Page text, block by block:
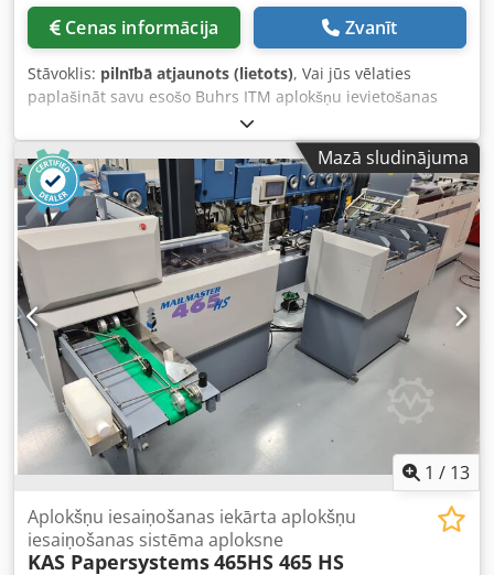
Cenas informācija Zvanīt
Stāvoklis: pilnībā atjaunots (lietots), Vai jūs vēlaties
paplašināt savu esošo Buhrs ITM aplokšņu ievietošanas
sistēmu? Tas ir iespējams – mums ir pieejami visi moduļi!
Mēs piedāvājam visdažādākos oriģinālos moduļus, kurus
var uzstādīt sākumā, meistara bāzes sadaļā vai beigās jūsu
Buhrs ITM (W+D) aplokšņu ievietošanas sistēmā. To skaitā:
Cedpjt Akt Dsfx Ac Ijrf - Mueller Apparatebau atsevišķu
lapu kanāli ievilkšanai/lasīšanai/savākšanai/lokšanai A4
dokumentiem (transakcionālais kanāls) - Mueller
Apparatebau griešanas mašīnas nepārtrauktas papīra
apstrādei, pārveidojot uz atsevišķām lapām
ievilkšanai/lasīšanai/savākšanai/lokšanai A4 dokumentiem
(transakcionālais kanāls) - Buhrs ITM reversās lentes
moduļi - Buhrs ITM izlīdzināšanas galda moduļi - Buhrs
ITM pasts galda moduļi - Buhrs ITM padevēji – rotācijas,
berzes un stumšanas padevēji Paplašiniet un iegūstiet
vairāk ražošanas iespēju ar savu Buhrs ITM BB300, BB600
vai BB700... jā, tas ir iespējams!
Mazā sludinājuma
1 / 13
Aplokšņu iesaiņošanas iekārta aplokšņu
iesaiņošanas sistēma aploksne
KAS Papersystems465HS 465 HS